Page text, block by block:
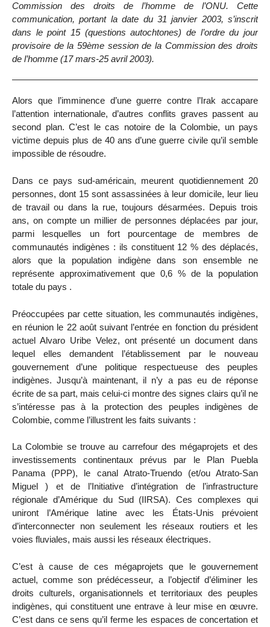
Commission des droits de l’homme de l’ONU. Cette
communication, portant la date du 31 janvier 2003, s’inscrit
dans le point 15 (questions autochtones) de l’ordre du jour
provisoire de la 59ème session de la Commission des droits
de l’homme (17 mars-25 avril 2003).
Alors que l’imminence d’une guerre contre l’Irak accapare
l’attention internationale, d’autres conflits graves passent au
second plan. C’est le cas notoire de la Colombie, un pays
victime depuis plus de 40 ans d’une guerre civile qu’il semble
impossible de résoudre.
Dans ce pays sud-américain, meurent quotidiennement 20
personnes, dont 15 sont assassinées à leur domicile, leur lieu
de travail ou dans la rue, toujours désarmées. Depuis trois
ans, on compte un millier de personnes déplacées par jour,
parmi lesquelles un fort pourcentage de membres de
communautés indigènes : ils constituent 12 % des déplacés,
alors que la population indigène dans son ensemble ne
représente approximativement que 0,6 % de la population
totale du pays .
Préoccupées par cette situation, les communautés indigènes,
en réunion le 22 août suivant l’entrée en fonction du président
actuel Alvaro Uribe Velez, ont présenté un document dans
lequel elles demandent l’établissement par le nouveau
gouvernement d’une politique respectueuse des peuples
indigènes. Jusqu’à maintenant, il n’y a pas eu de réponse
écrite de sa part, mais celui-ci montre des signes clairs qu’il ne
s’intéresse pas à la protection des peuples indigènes de
Colombie, comme l’illustrent les faits suivants :
La Colombie se trouve au carrefour des mégaprojets et des
investissements continentaux prévus par le Plan Puebla
Panama (PPP), le canal Atrato-Truendo (et/ou Atrato-San
Miguel ) et de l’Initiative d’intégration de l’infrastructure
régionale d’Amérique du Sud (IIRSA). Ces complexes qui
uniront l’Amérique latine avec les États-Unis prévoient
d’interconnecter non seulement les réseaux routiers et les
voies fluviales, mais aussi les réseaux électriques.
C’est à cause de ces mégaprojets que le gouvernement
actuel, comme son prédécesseur, a l’objectif d’éliminer les
droits culturels, organisationnels et territoriaux des peuples
indigènes, qui constituent une entrave à leur mise en œuvre.
C’est dans ce sens qu’il ferme les espaces de concertation et